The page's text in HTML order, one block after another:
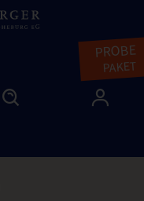
PROBE
PAKET